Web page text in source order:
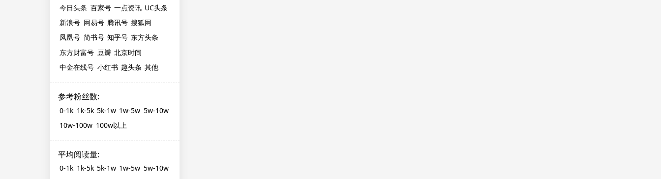
今日头条 百家号 一点资讯 UC头条
新浪号 网易号 腾讯号 搜狐网
凤凰号 简书号 知乎号 东方头条
东方财富号 豆瓣 北京时间
中金在线号 小红书 趣头条 其他
参考粉丝数:
0-1k 1k-5k 5k-1w 1w-5w 5w-10w
10w-100w 100w以上
平均阅读量:
0-1k 1k-5k 5k-1w 1w-5w 5w-10w